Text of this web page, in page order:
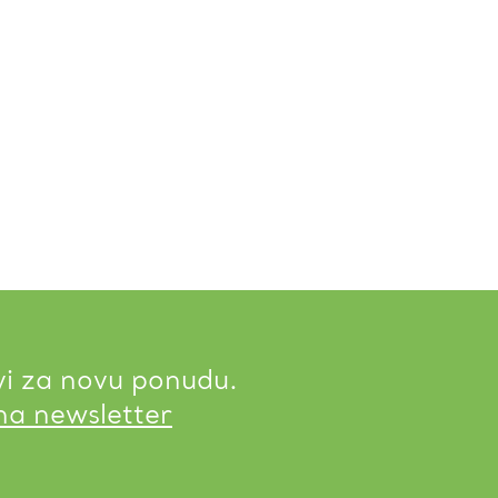
za novu ponudu.
newsletter